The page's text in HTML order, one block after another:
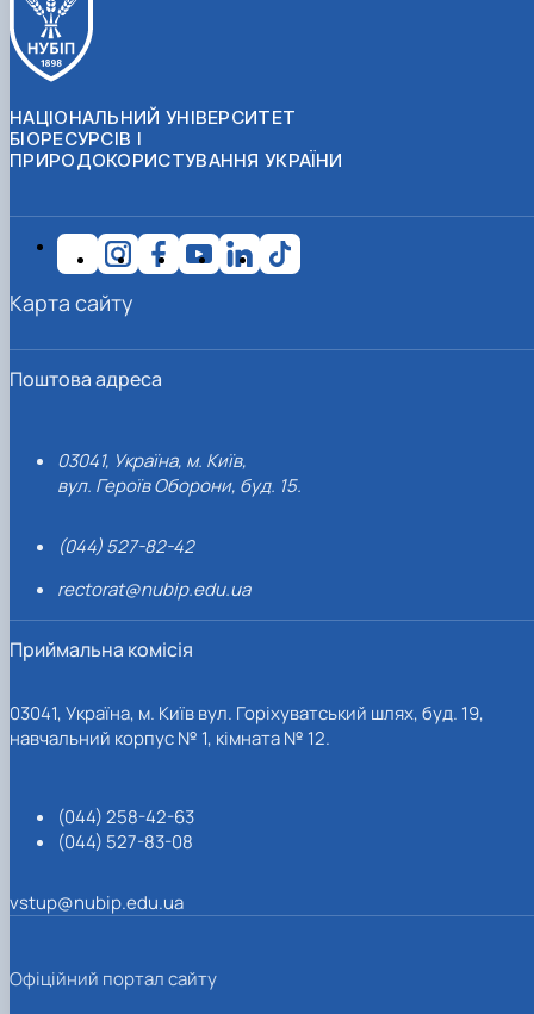
НАЦІОНАЛЬНИЙ УНІВЕРСИТЕТ
БІОРЕСУРСІВ І
ПРИРОДОКОРИСТУВАННЯ УКРАЇНИ
Поштова адреса
03041, Україна, м. Київ,
вул. Героїв Оборони, буд. 15.
(044) 527-82-42
rectorat@nubip.edu.ua
Приймальна комісія
03041, Україна, м. Київ вул. Горіхуватський шлях, буд. 19,
навчальний корпус № 1, кімната № 12.
(044) 258-42-63
(044) 527-83-08
vstup@nubip.edu.ua
Карта сайту
Офіційний портал сайту